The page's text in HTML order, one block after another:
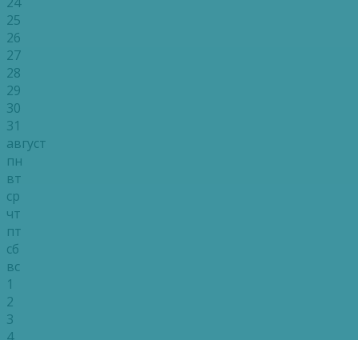
25
26
27
28
29
30
31
август
пн
вт
ср
чт
пт
сб
вс
1
2
3